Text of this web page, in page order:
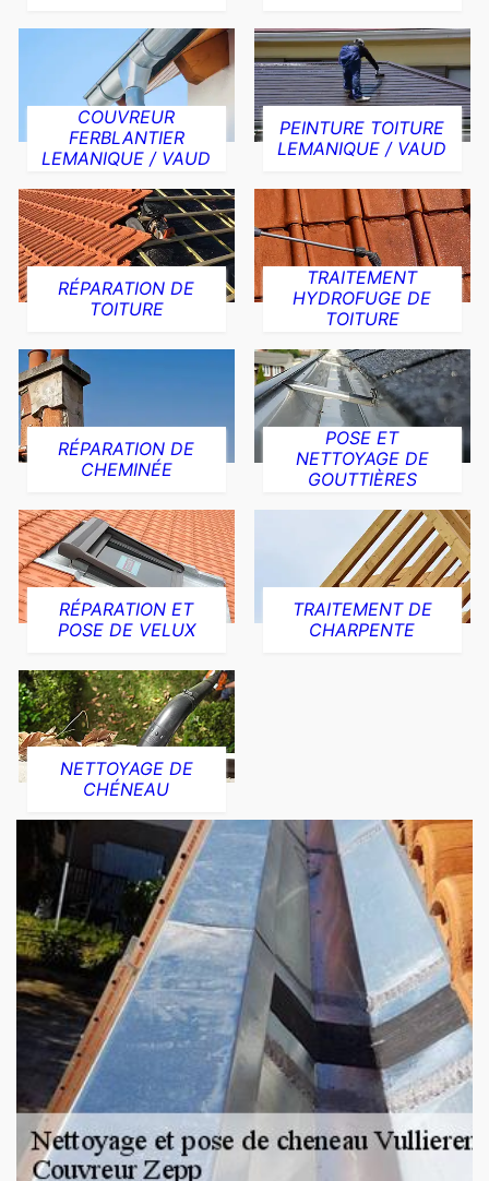
COUVREUR
FERBLANTIER
LEMANIQUE / VAUD
PEINTURE TOITURE
LEMANIQUE / VAUD
RÉPARATION DE
TOITURE
TRAITEMENT
HYDROFUGE DE
TOITURE
RÉPARATION DE
CHEMINÉE
POSE ET
NETTOYAGE DE
GOUTTIÈRES
RÉPARATION ET
POSE DE VELUX
TRAITEMENT DE
CHARPENTE
NETTOYAGE DE
CHÉNEAU